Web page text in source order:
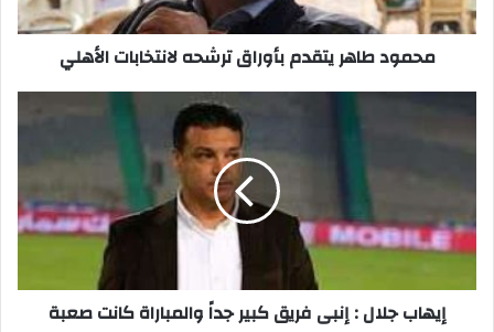
محمود طاهر يتقدم بأوراق ترشحه لانتخابات الأهلي
جلال
فريق
كبير
جداً
والمباراة
كانت
صعبةإيهاب جلال : إنبى فريق كبير جداً والمباراة كانت صعبة